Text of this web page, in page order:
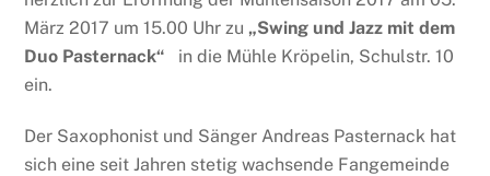
März 2017 um 15.00 Uhr zu „Swing und Jazz mit dem
Duo Pasternack“ in die Mühle Kröpelin, Schulstr. 10
ein.
Der Saxophonist und Sänger Andreas Pasternack hat
sich eine seit Jahren stetig wachsende Fangemeinde